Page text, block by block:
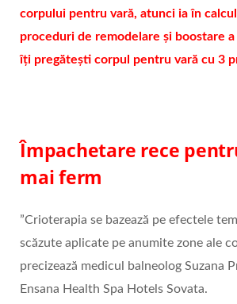
corpului pentru vară, atunci ia în
proceduri de remodelare și boostare
îți pregătești corpul pentru vară cu 3
Împachetare rece
mai ferm
”Crioterapia se bazează pe efectele
scăzute aplicate pe anumite zone ale
precizează medicul balneolog Suzana
Ensana Health Spa Hotels Sovata.